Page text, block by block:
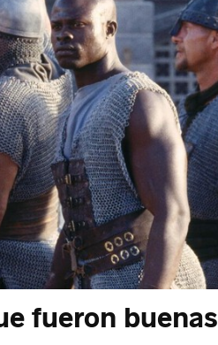
fueron buenas